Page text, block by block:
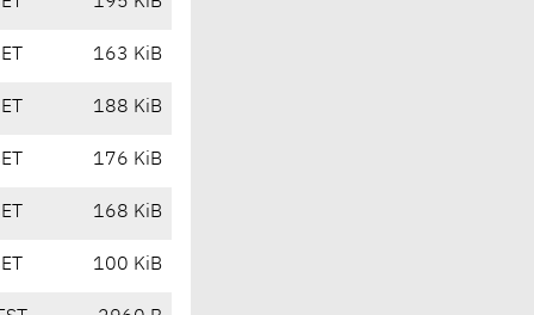
163 KiB
188 KiB
176 KiB
168 KiB
100 KiB